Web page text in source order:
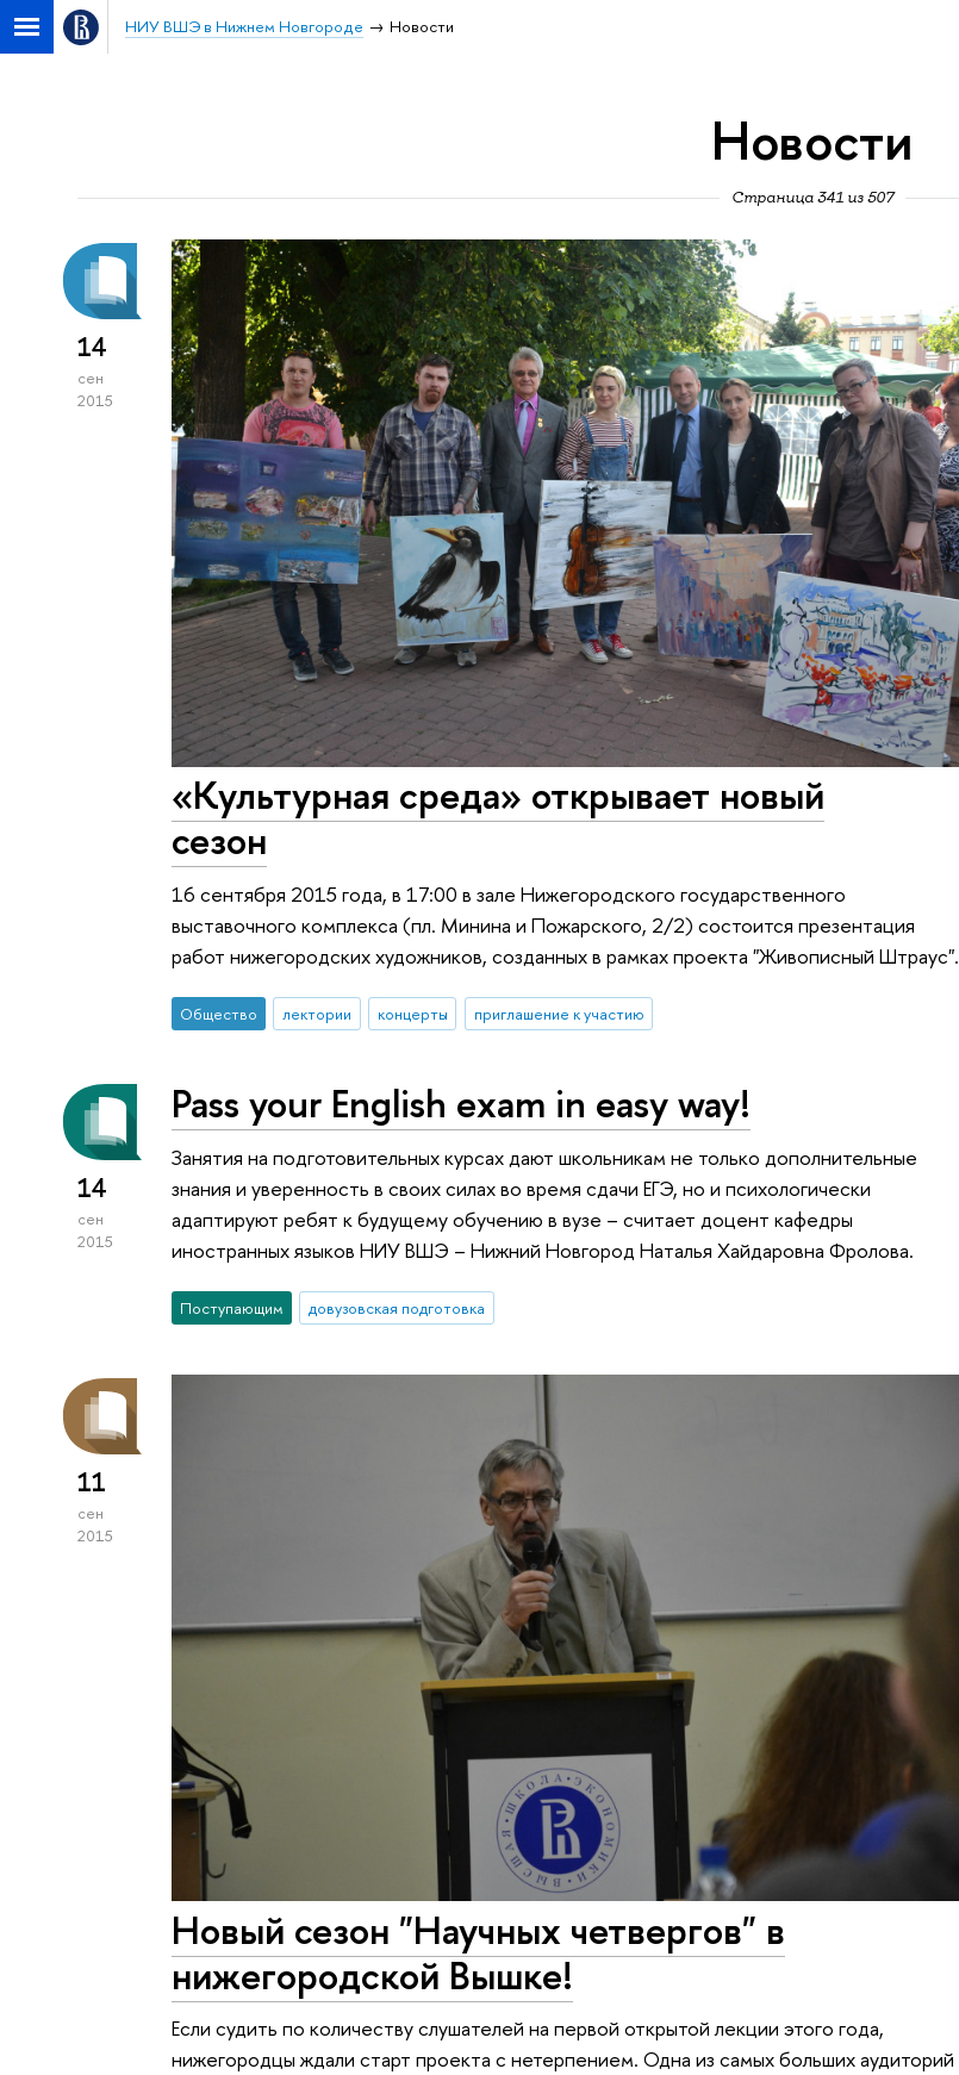
НИУ ВШЭ в Нижнем Новгороде Новости
Новости
Страница 341 из 507
14
сен
2015
«Культурная среда» открывает новый
сезон
16 сентября 2015 года, в 17:00 в зале Нижегородского государственного
выставочного комплекса (пл. Минина и Пожарского, 2/2) состоится презентация
работ нижегородских художников, созданных в рамках проекта "Живописный Штраус".
Общество лектории концерты приглашение к участию
14
сен
2015
Pass your English exam in easy way!
Занятия на подготовительных курсах дают школьникам не только дополнительные
знания и уверенность в своих силах во время сдачи ЕГЭ, но и психологически
адаптируют ребят к будущему обучению в вузе – считает доцент кафедры
иностранных языков НИУ ВШЭ ­– Нижний Новгород Наталья Хайдаровна Фролова.
Поступающим довузовская подготовка
11
сен
2015
Новый сезон "Научных четвергов" в
нижегородской Вышке!
Если судить по количеству слушателей на первой открытой лекции этого года,
нижегородцы ждали старт проекта с нетерпением. Одна из самых больших аудиторий